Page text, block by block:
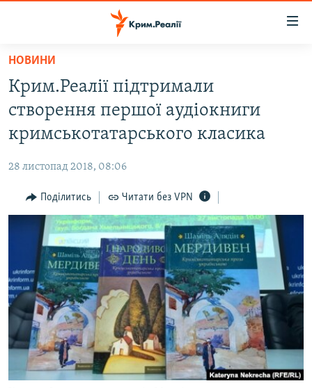
Перейти
основного
матеріалу
Перейти
до
основної
Перейти
до
ВОДА.КРИМ
ВІДЕО ТА ФОТО
БЛОГИ
ПОГЛЯД
ІНТЕРВ'Ю
ВСЕ ЗА ДЕНЬ
СПЕЦПРОЕКТИ
ДЕПОРТАЦІЯ
ВІДЕОУРОКИ «ELIFBE»
СВІДЧЕННЯ ОКУПАЦІЇ
УКРАЇНСЬКА ПРОБЛЕМА КРИМУ
ЯК ОБІЙТИ БЛОКУВАННЯ
Русский
Qırımtatar
НОВИНИ
Крим.Реалії підтримали
створення першої аудіокниги
кримськотатарського класика
28 листопад 2018, 08:06
Поділитись Читати без VPN